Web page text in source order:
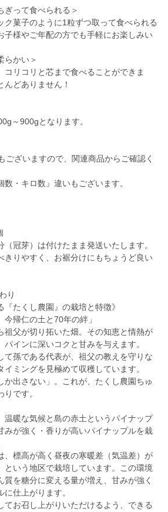
って食べられる＞
菓子のように1粒ずつ取って食べられる
子様やご年配の方でも手軽にお楽しみい
らかい＞
リコリと芯まで食べることができま
どありません！
～900gとなります。
ざいますので、関連商品からご確認く
・キロ数』違いもございます。
冠芽）は付けたまま発送いたします。
きりやすく、お裾分けにもちょうど良い
り
『たくし農園』の栽培と特徴》
今帰仁の土と70年の絆」
祖父が切り拓いた畑。その知恵と情熱が
インに深いコクと甘みを与えます。
て孫である代表が、祖父の教えを守りな
ミングを見極めて収穫しています。
か出さない」。これが、たくし農園ちゅ
です。
温暖な気候と島の赤土というパイナップ
みが強く・香りが高いパイナップルを栽
標高が高く昼夜の寒暖差（気温差）が
という地区で栽培しています。この環境
質を糖分に変える量が増え、甘みが強く
仕上がります。
お召し上がりいただけるよう、できる